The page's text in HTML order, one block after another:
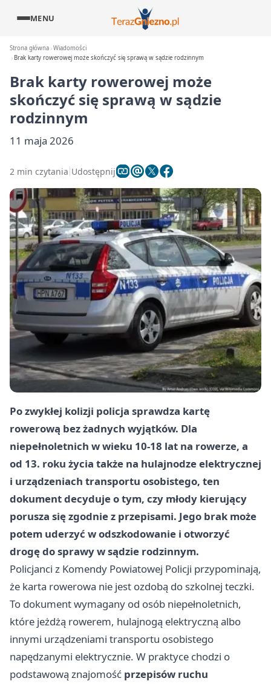
MENU
Strona główna Wiadomości
Brak karty rowerowej może skończyć się sprawą w sądzie rodzinnym
Brak karty rowerowej może
skończyć się sprawą w sądzie
rodzinnym
11 maja 2026
2 min czytania Udostępnij
Po zwykłej kolizji policja sprawdza kartę
rowerową bez żadnych wyjątków. Dla
niepełnoletnich w wieku 10-18 lat na rowerze, a
od 13. roku życia także na hulajnodze elektrycznej
i urządzeniach transportu osobistego, ten
dokument decyduje o tym, czy młody kierujący
porusza się zgodnie z przepisami. Jego brak może
potem uderzyć w odszkodowanie i otworzyć
drogę do sprawy w sądzie rodzinnym.
Policjanci z Komendy Powiatowej Policji przypominają,
że karta rowerowa nie jest ozdobą do szkolnej teczki.
To dokument wymagany od osób niepełnoletnich,
które jeżdżą rowerem, hulajnogą elektryczną albo
innymi urządzeniami transportu osobistego
napędzanymi elektrycznie. W praktyce chodzi o
podstawową znajomość przepisów ruchu